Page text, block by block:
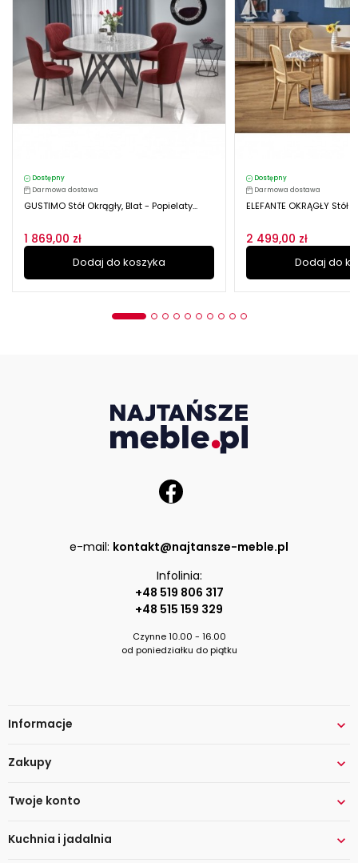
Dostępny
Darmowa dostawa
GUSTIMO Stół Okrągły, Blat - Popielaty...
1 869,00 zł
Dodaj do koszyka
Dostępny
Darmowa dostawa
ELEFANTE OKRĄGŁY
2 499,00 zł
Dodaj do
e-mail: kontakt@najtansze-meble.pl
Infolinia:
+48 519 806 317
+48 515 159 329
Czynne 10.00 - 16.00
od poniedziałku do piątku
Informacje 
Zakupy 
Twoje konto 
Kuchnia i jadalnia 